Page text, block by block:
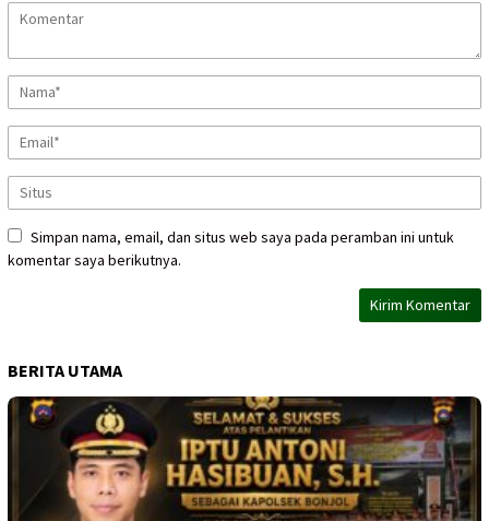
Simpan nama, email, dan situs web saya pada peramban ini untuk
komentar saya berikutnya.
BERITA UTAMA